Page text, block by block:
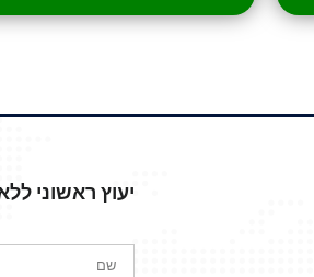
יעוץ ראשוני